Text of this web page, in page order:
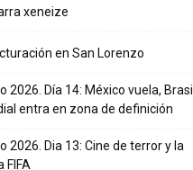
xeneize
en San Lorenzo
2026. Día 14: México vuela, Brasil
entra en zona de definición
2026. Dia 13: Cine de terror y la
FIFA